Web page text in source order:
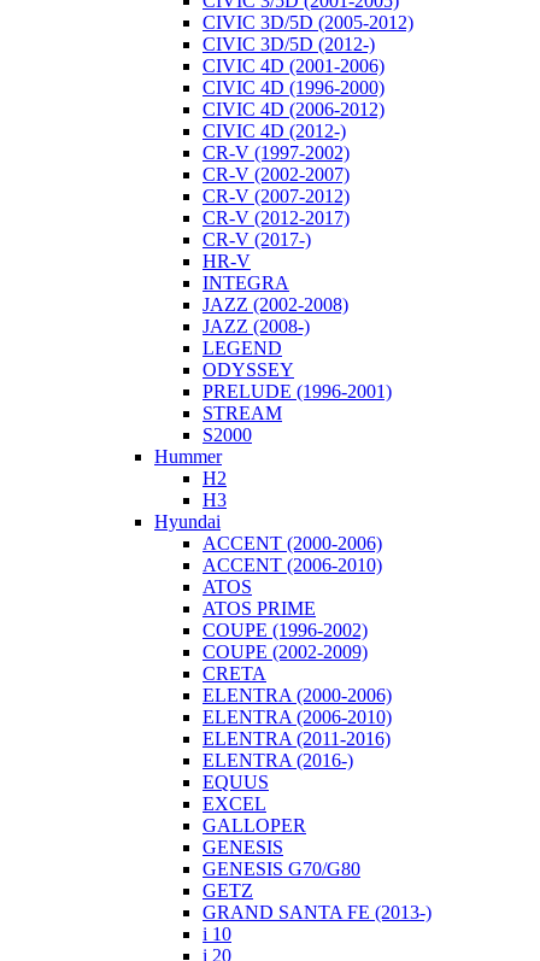
CIVIC 3D/5D (2005-2012)
CIVIC 3D/5D (2012-)
CIVIC 4D (2001-2006)
CIVIC 4D (1996-2000)
CIVIC 4D (2006-2012)
CIVIC 4D (2012-)
CR-V (1997-2002)
CR-V (2002-2007)
CR-V (2007-2012)
CR-V (2012-2017)
CR-V (2017-)
HR-V
INTEGRA
JAZZ (2002-2008)
JAZZ (2008-)
LEGEND
ODYSSEY
PRELUDE (1996-2001)
STREAM
S2000
Hummer
H2
H3
Hyundai
ACCENT (2000-2006)
ACCENT (2006-2010)
ATOS
ATOS PRIME
COUPE (1996-2002)
COUPE (2002-2009)
CRETA
ELENTRA (2000-2006)
ELENTRA (2006-2010)
ELENTRA (2011-2016)
ELENTRA (2016-)
EQUUS
EXCEL
GALLOPER
GENESIS
GENESIS G70/G80
GETZ
GRAND SANTA FE (2013-)
i 10
i 20